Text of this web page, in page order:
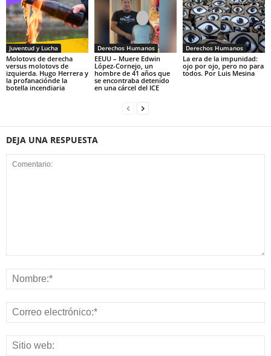
Juventud y Lucha
Molotovs de derecha
versus molotovs de
izquierda. Hugo Herrera y
la profanaciónde la
botella incendiaria
Derechos Humanos
EEUU – Muere Edwin
López-Cornejo, un
hombre de 41 años que
se encontraba detenido
en una cárcel del ICE
Derechos Humanos
La era de la impunidad:
ojo por ojo, pero no para
todos. Por Luis Mesina
DEJA UNA RESPUESTA